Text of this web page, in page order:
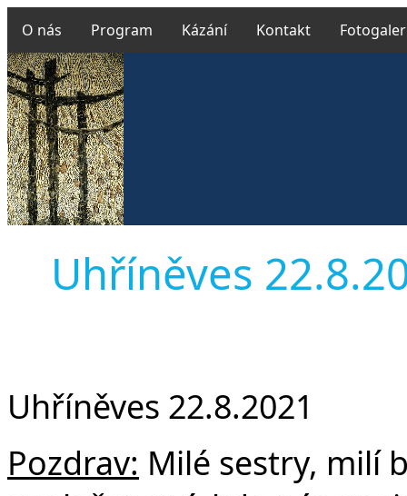
O nás Program Kázání Kontakt
Uhříněves
Uhříněves 22.8.2021
Pozdrav: Milé sestry, milí